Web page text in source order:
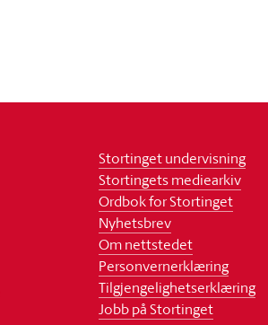
Stortinget undervisning
Stortingets mediearkiv
Ordbok for Stortinget
Nyhetsbrev
Om nettstedet
Personvernerklæring
Tilgjengelighetserklæring
Jobb på Stortinget